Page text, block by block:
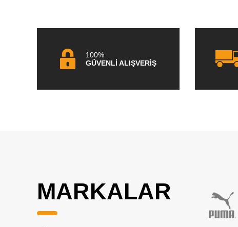
100%
GÜVENLİ ALIŞVERİŞ
MARKALAR